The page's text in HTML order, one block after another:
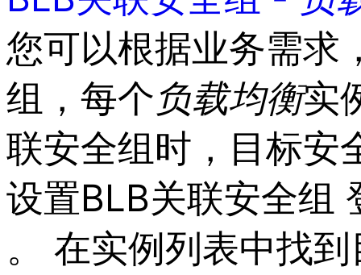
管
理
控
制
台
您可以根据业务需求
组，每个负载均衡实
联安全组时，目标安
设置BLB关联安全组
。 在实例列表中找